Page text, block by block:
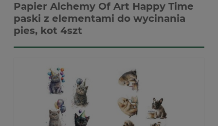
Papier Alchemy Of Art Happy Time
paski z elementami do wycinania
pies, kot 4szt